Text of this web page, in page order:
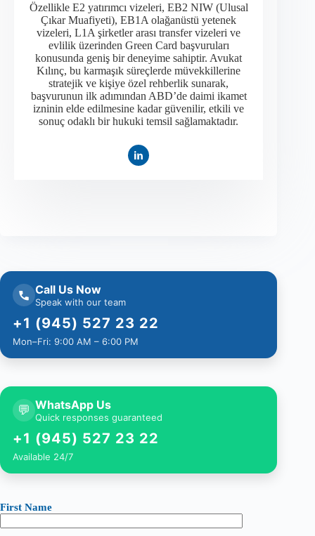
Özellikle E2 yatırımcı vizeleri, EB2 NIW (Ulusal
Çıkar Muafiyeti), EB1A olağanüstü yetenek
vizeleri, L1A şirketler arası transfer vizeleri ve
evlilik üzerinden Green Card başvuruları
konusunda geniş bir deneyime sahiptir. Avukat
Kılınç, bu karmaşık süreçlerde müvekkillerine
stratejik ve kişiye özel rehberlik sunarak,
başvurunun ilk adımından ABD’de daimi ikamet
izninin elde edilmesine kadar güvenilir, etkili ve
sonuç odaklı bir hukuki temsil sağlamaktadır.
Call Us Now
Speak with our team
+1 (945) 527 23 22
Mon–Fri: 9:00 AM – 6:00 PM
💬 WhatsApp Us
Quick responses guaranteed
+1 (945) 527 23 22
Available 24/7
First Name